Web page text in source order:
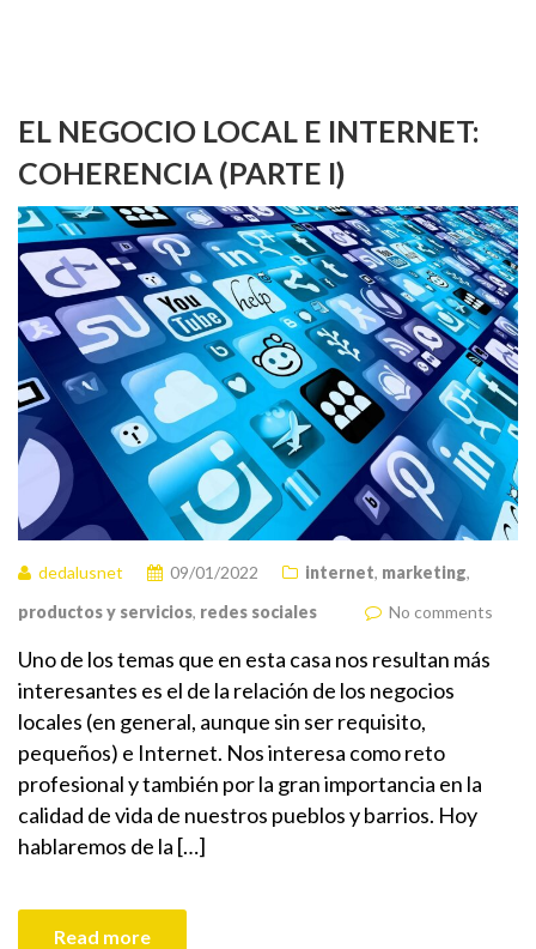
EL NEGOCIO LOCAL E INTERNET:
COHERENCIA (PARTE I)
dedalusnet 09/01/2022 internet, marketing,
productos y servicios, redes sociales No comments
Uno de los temas que en esta casa nos resultan más
interesantes es el de la relación de los negocios
locales (en general, aunque sin ser requisito,
pequeños) e Internet. Nos interesa como reto
profesional y también por la gran importancia en la
calidad de vida de nuestros pueblos y barrios. Hoy
hablaremos de la […]
Read more